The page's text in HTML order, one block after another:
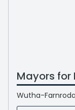
Mayors for
Wutha-